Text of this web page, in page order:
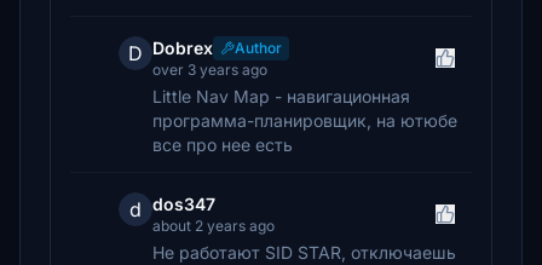
D Dobrex
Author
over 3 years ago
Little Nav Map - навигационная
программа-планировщик, на ютюбе
все про нее есть
d dos347
about 2 years ago
Не работают SID STAR, отключаешь